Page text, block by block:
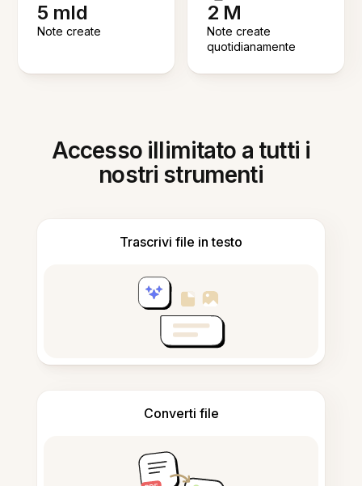
5 mld
Note create
2 M
Note create
quotidianamente
Accesso illimitato a tutti i
nostri strumenti
Trascrivi file in testo
Converti file